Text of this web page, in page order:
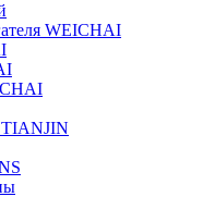
WEICHAI
TIANJIN